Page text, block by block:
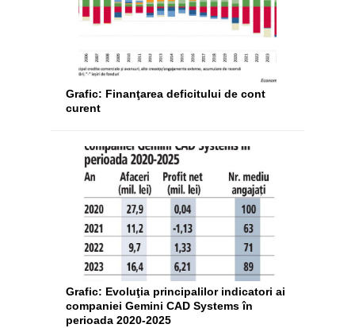
Grafic: Finanţarea deficitului de cont
curent
Grafic: Evoluţia principalilor indicatori ai
companiei Gemini CAD Systems în
perioada 2020-2025